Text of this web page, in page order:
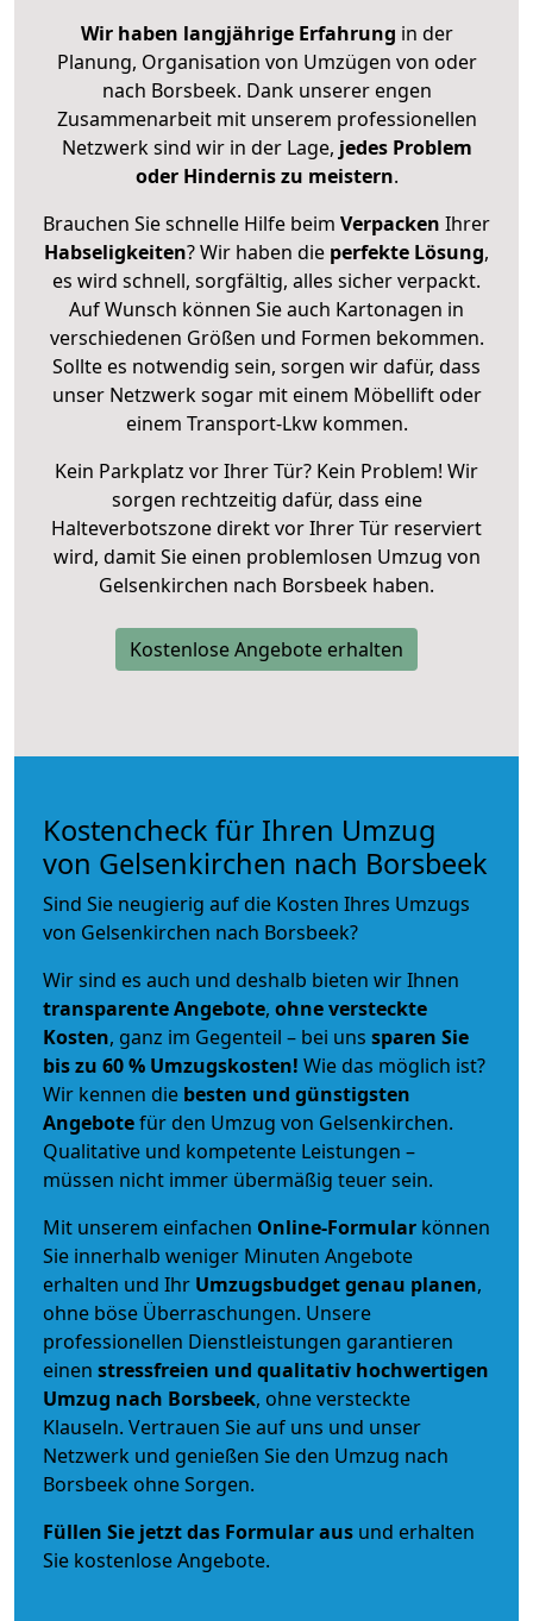
Wir haben langjährige Erfahrung in der
Planung, Organisation von Umzügen von oder
nach Borsbeek. Dank unserer engen
Zusammenarbeit mit unserem professionellen
Netzwerk sind wir in der Lage, jedes Problem
oder Hindernis zu meistern.
Brauchen Sie schnelle Hilfe beim Verpacken Ihrer
Habseligkeiten? Wir haben die perfekte Lösung,
es wird schnell, sorgfältig, alles sicher verpackt.
Auf Wunsch können Sie auch Kartonagen in
verschiedenen Größen und Formen bekommen.
Sollte es notwendig sein, sorgen wir dafür, dass
unser Netzwerk sogar mit einem Möbellift oder
einem Transport-Lkw kommen.
Kein Parkplatz vor Ihrer Tür? Kein Problem! Wir
sorgen rechtzeitig dafür, dass eine
Halteverbotszone direkt vor Ihrer Tür reserviert
wird, damit Sie einen problemlosen Umzug von
Gelsenkirchen nach Borsbeek haben.
Kostenlose Angebote erhalten
Kostencheck für Ihren Umzug
von Gelsenkirchen nach Borsbeek
Sind Sie neugierig auf die Kosten Ihres Umzugs
von Gelsenkirchen nach Borsbeek?
Wir sind es auch und deshalb bieten wir Ihnen
transparente Angebote, ohne versteckte
Kosten, ganz im Gegenteil – bei uns sparen Sie
bis zu 60 % Umzugskosten! Wie das möglich ist?
Wir kennen die besten und günstigsten
Angebotefür den Umzug von Gelsenkirchen.
Qualitative und kompetente Leistungen –
müssen nicht immer übermäßig teuer sein.
Mit unserem einfachen Online-Formular können
Sie innerhalb weniger Minuten Angebote
erhalten und Ihr Umzugsbudgetgenau planen,
ohne böse Überraschungen. Unsere
professionellen Dienstleistungen garantieren
einen stressfreien und qualitativ hochwertigen
Umzug nach Borsbeek, ohne versteckte
Klauseln. Vertrauen Sie auf uns und unser
Netzwerk und genießen Sie den Umzug nach
Borsbeek ohne Sorgen.
Füllen Sie jetzt das Formular aus und erhalten
Sie kostenlose Angebote.